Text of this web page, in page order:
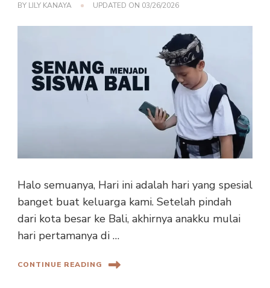
BY LILY KANAYA UPDATED ON 03/26/2026
Halo semuanya, Hari ini adalah hari yang spesial
banget buat keluarga kami. Setelah pindah
dari kota besar ke Bali, akhirnya anakku mulai
hari pertamanya di …
CONTINUE READING